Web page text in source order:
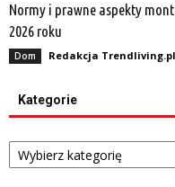
Normy i prawne aspekty
2026 roku
Dom Redakcja Trendliving.pl
Kategorie
Kategorie